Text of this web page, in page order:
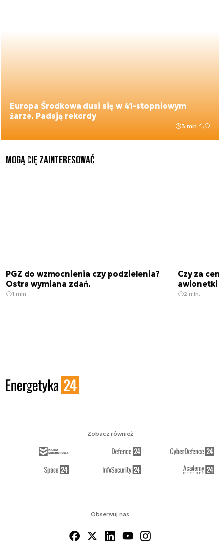
Europa Środkowa dusi się w 41-stopniowym
żarze. Padają rekordy
3 min.
Mogą Cię zainteresować
PGZ do wzmocnienia czy podzielenia?
Ostra wymiana zdań.
1 min.
Czy za
awionetki
2 min.
Obserwuj nas
Zobacz również